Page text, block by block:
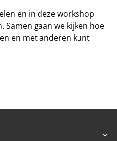
en in deze workshop
Samen gaan we kijken hoe
en met anderen kunt